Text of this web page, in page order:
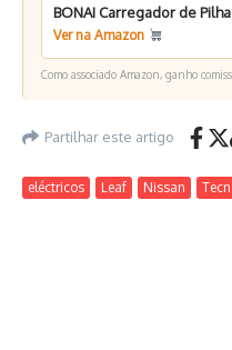
BONAI Carregador de
Ver na Amazon
Como associado Amazon, ganho
Partilhar este artigo
eléctricos Leaf Nissan